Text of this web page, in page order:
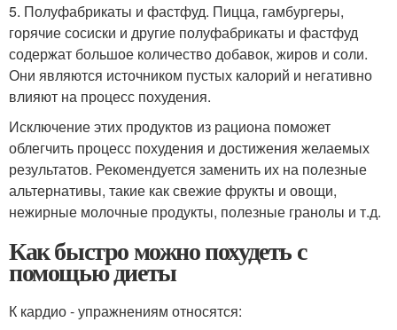
5. Полуфабрикаты и фастфуд. Пицца, гамбургеры,
горячие сосиски и другие полуфабрикаты и фастфуд
содержат большое количество добавок, жиров и соли.
Они являются источником пустых калорий и негативно
влияют на процесс похудения.
Исключение этих продуктов из рациона поможет
облегчить процесс похудения и достижения желаемых
результатов. Рекомендуется заменить их на полезные
альтернативы, такие как свежие фрукты и овощи,
нежирные молочные продукты, полезные гранолы и т.д.
Как быстро можно похудеть с
помощью диеты
К кардио - упражнениям относятся: